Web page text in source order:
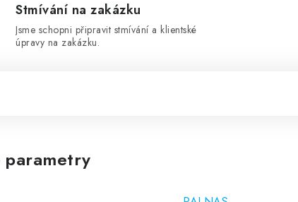
Stmívání na zakázku
Jsme schopni připravit stmívání a klientské
úpravy na zakázku.
parametry